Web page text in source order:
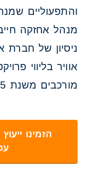
והתפעוליים
מנהל אחזקה
ניסיון של חברת
אוויר בליווי
מורכבים משנת 1985.
הזמינו